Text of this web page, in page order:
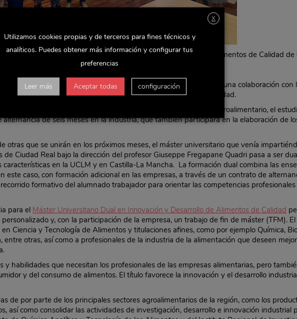
del Máster Universitario Dual en Innovación y Desarrollo de Alimentos de Calidad de
es una de las empresas que, junto a otras del sector, ha firmado una colaboración con
Dual en Innovación y Desarrollo de Alimentos de Calidad.
Julián Garde, y representantes de las cinco firmas del sector agroalimentario, el
de seis meses en la industria, que también participará en la elaboración de
otras que se unirán en los próximos meses, el máster universitario que venía
de Ciudad Real bajo la dirección del profesor Giuseppe Fregapane Quadri pasa a ser
en la UCLM y en Castilla-La Mancha. La formación dual combina las
este caso, con formación adicional en las empresas, a través de un contrato de
formativo del alumnado trabajador para orientar las competencias profesionales
para el Máster Universitario Dual en Innovación y Desarrollo de Alimentos de Calidad
y, con la participación de la empresa, un trabajo de fin de máster (TFM).
Ciencia y Tecnología de Alimentos y titulaciones afines, como por ejemplo Química,
entre otras, así como a profesionales de la industria de la alimentación que deseen
y habilidades que necesitan los profesionales de las empresas alimentarias, pero
y del consumo de alimentos. El título favorece la innovación y el desarrollo
de por parte de los principales sectores agroalimentarios de la región, como los
así como consolidar las actividades de investigación, desarrollo e innovación industrial
X
Utilizamos cookies propias y de terceros para fines técnicos y
analíticos. Puedes obtener más información y configurar tus
preferencias
Leer más Aceptar todas configuración